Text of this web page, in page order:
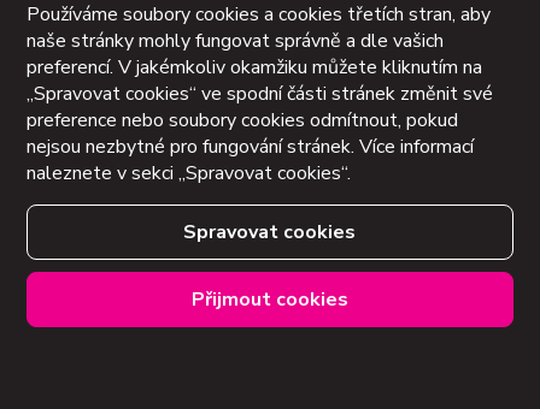
Monitoring vozidel Tipy a novinky
Elektromobilita Karty CNG
info@axigon.cz
Zavolejte nám
288 288 501
Radlická 714/113a
Společnost zapsaná v
obchodním rejstříku Městského
soudu v Praze, oddíl B, vložka
3746.
Obchodní podmínky
Používáme soubory cookies a cookies třetích stran, aby
naše stránky mohly fungovat správně a dle vašich
preferencí. V jakémkoliv okamžiku můžete kliknutím na
„Spravovat cookies“ ve spodní části stránek změnit své
preference nebo soubory cookies odmítnout, pokud
nejsou nezbytné pro fungování stránek. Více informací
naleznete v sekci „Spravovat cookies“.
Spravovat cookies
Přijmout cookies